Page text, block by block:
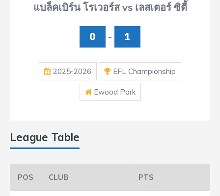
แบล็คเบิร์น โรเวอร์ส vs เลสเตอร์ ซิตี้
0 - 1
2025-2026 EFL Championship
Ewood Park
League Table
POS CLUB PTS